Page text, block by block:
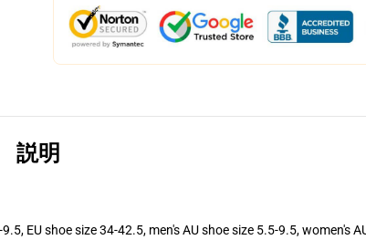
説明
EU shoe size 34-42.5, men's AU shoe size 5.5-9.5, women's